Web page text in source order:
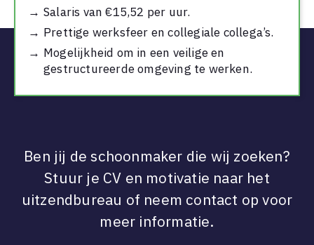
Salaris van €15,52 per uur.
Prettige werksfeer en collegiale collega’s.
Mogelijkheid om in een veilige en
gestructureerde omgeving te werken.
Ben jij de schoonmaker die wij zoeken?
Stuur je CV en motivatie naar het
uitzendbureau of neem contact op voor
meer informatie.